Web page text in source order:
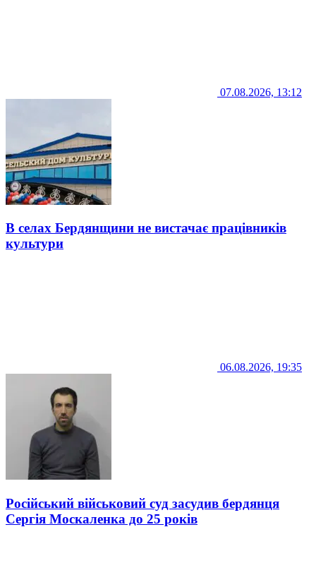
07.08.2026, 13:12
В селах Бердянщини не вистачає працівників
культури
06.08.2026, 19:35
Російський військовий суд засудив бердянця
Сергія Москаленка до 25 років